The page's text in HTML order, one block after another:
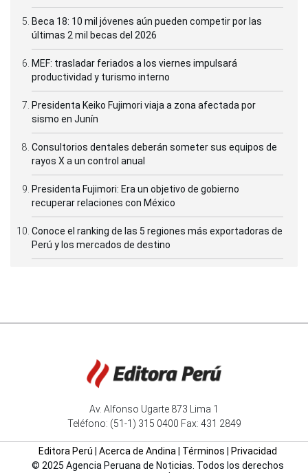
Beca 18: 10 mil jóvenes aún pueden competir por las
últimas 2 mil becas del 2026
MEF: trasladar feriados a los viernes impulsará
productividad y turismo interno
Presidenta Keiko Fujimori viaja a zona afectada por
sismo en Junín
Consultorios dentales deberán someter sus equipos de
rayos X a un control anual
Presidenta Fujimori: Era un objetivo de gobierno
recuperar relaciones con México
Conoce el ranking de las 5 regiones más exportadoras de
Perú y los mercados de destino
Av. Alfonso Ugarte 873 Lima 1
Teléfono: (51-1) 315 0400 Fax: 431 2849
Editora Perú Acerca de Andina Términos
Privacidad
© 2025 Agencia Peruana de Noticias. Todos los derechos